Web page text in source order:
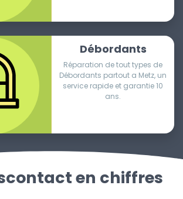
Débordants
Réparation de tout types de
Débordants partout a Metz, un
service rapide et garantie 10
ans.
en chiffres